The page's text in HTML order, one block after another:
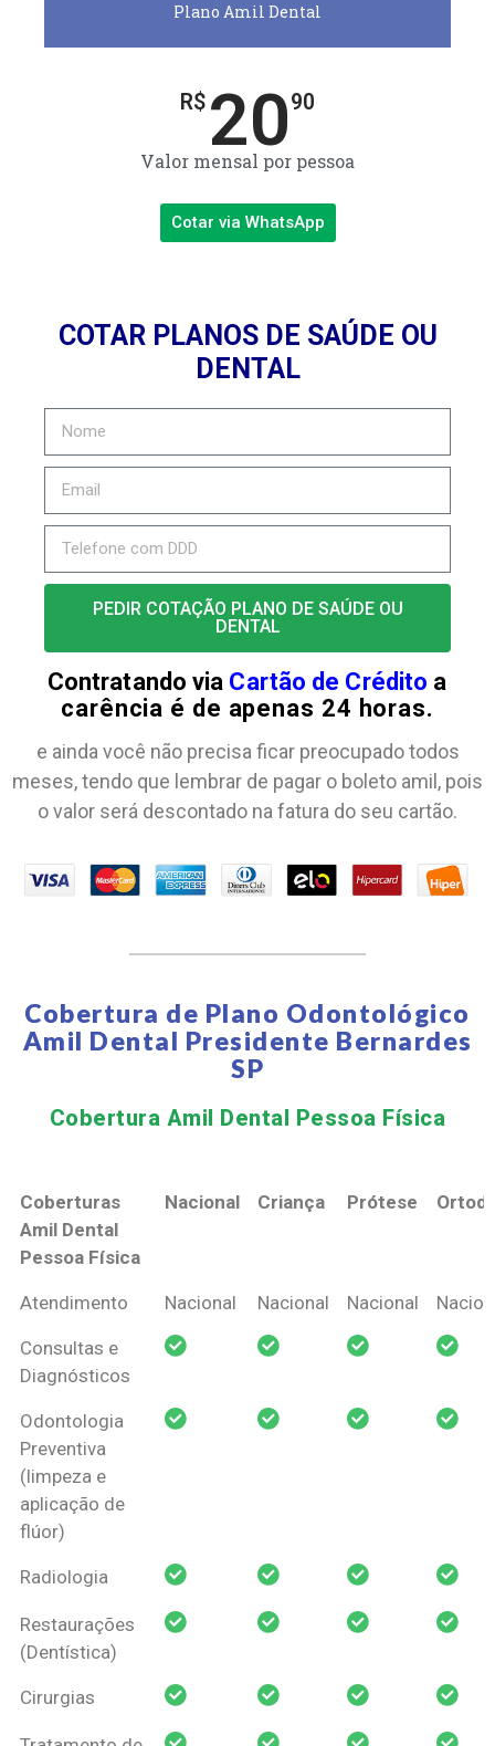
Plano Amil Dental
R$ 2090
Valor mensal por pessoa
Cotar via WhatsApp
COTAR PLANOS DE SAÚDE OU
DENTAL
PEDIR COTAÇÃO PLANO DE SAÚDE OU
DENTAL
Contratando via Cartão de Crédito a
carência é de apenas 24 horas.
e ainda você não precisa ficar preocupado todos
meses, tendo que lembrar de pagar o boleto amil, pois
o valor será descontado na fatura do seu cartão.
Cobertura de Plano Odontológico
Amil Dental Presidente Bernardes
SP
Cobertura Amil Dental Pessoa Física​
Coberturas
Amil Dental
Pessoa Física
Nacional Criança Prótese
Coberturas
Pessoa Física
Nacional Criança Prótese
Atendimento Nacional Nacional Nacional
Consultas e
Diagnósticos
Odontologia
Preventiva
(limpeza e
aplicação de
flúor)
Radiologia
Restaurações
(Dentística)
Cirurgias